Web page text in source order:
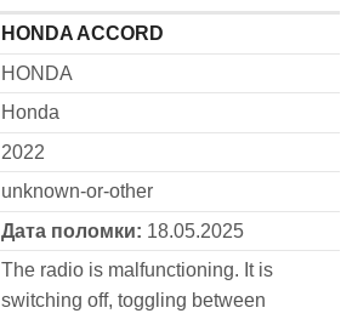
HONDA ACCORD
HONDA
Honda
2022
unknown-or-other
Дата поломки: 18.05.2025
The radio is malfunctioning. It is
switching off, toggling between